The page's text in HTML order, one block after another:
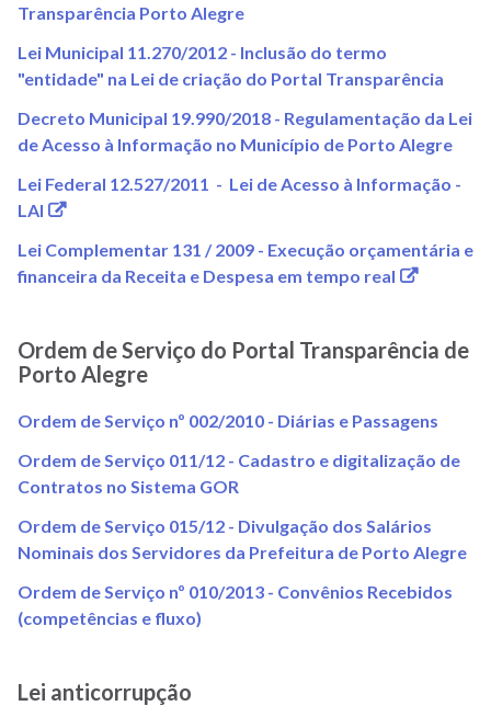
Transparência Porto Alegre(link
em
nova
janela)
Lei Municipal 11.270/2012 - Inclusão do termo
"entidade" na Lei de criação do Portal Transparência
em
nova
Decreto Municipal 19.990/2018 - Regulamentação da Lei
de Acesso à Informação no Município de Porto Alegre(link
Lei Federal 12.527/2011 - Lei de Acesso à Informação -
LAI (link
em
nova
Lei Complementar 131 / 2009 - Execução orçamentária e
financeira da Receita e Despesa em tempo real (link
nova
Ordem de Serviço do Portal Transparência de
Porto Alegre
Ordem de Serviço nº 002/2010 - Diárias e Passagens
em
Ordem de Serviço 011/12 - Cadastro e digitalização de
Contratos no Sistema GOR
em
nova
janela)
Ordem de Serviço 015/12 - Divulgação dos Salários
Nominais dos Servidores da Prefeitura de Porto Alegre
Ordem de Serviço nº 010/2013 - Convênios Recebidos
(competências e fluxo)
Lei anticorrupção